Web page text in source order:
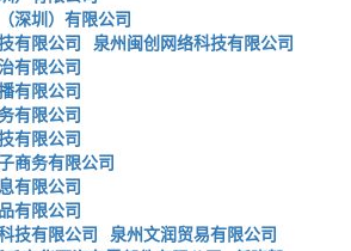
深圳）有限公司
有限公司 泉州闽创网络科技有限公司
有限公司
有限公司
有限公司
有限公司
商务有限公司
有限公司
有限公司
技有限公司 泉州文润贸易有限公司